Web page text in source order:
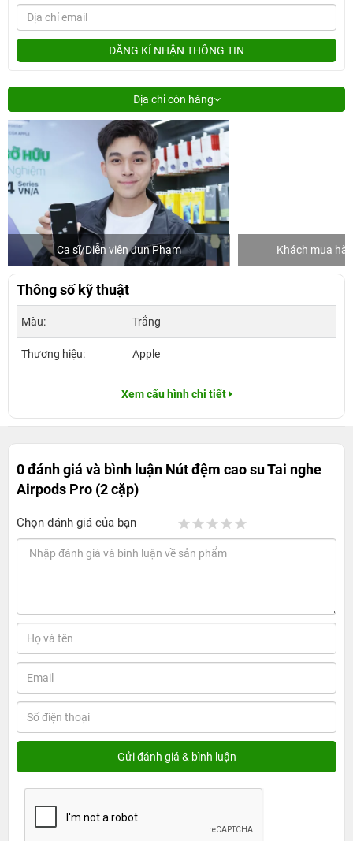
ĐĂNG KÍ NHẬN THÔNG TIN
Địa chỉ còn hàng
Ca sĩ/Diễn viên Jun Phạm Khách mua
Thông số kỹ thuật
Màu: Trắng
Thương hiệu: Apple
Xem cấu hình chi tiết
0 đánh giá và bình luận Nút đệm cao su Tai nghe
Airpods Pro (2 cặp)
Chọn đánh giá của bạn